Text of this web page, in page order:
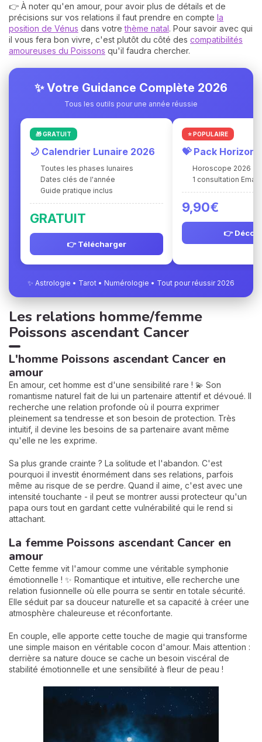
👉 À noter qu'en amour, pour avoir plus de détails et de
précisions sur vos relations il faut prendre en compte la
position de Vénus dans votrethème natal. Pour savoir avec qui
il vous fera bon vivre, c'est plutôt du côté des compatibilités
amoureuses du Poissons qu'il faudra chercher.
✨ Votre Guidance Complète 2026
Tous les outils pour une année réussie
🎁 GRATUIT
🌙 Calendrier Lunaire 2026
Toutes les phases lunaires
Dates clés de l'année
Guide pratique inclus
GRATUIT
👉 Télécharger
⭐ POPULAIRE
💝 Pack Horizon
Horoscope 2026
1 consultation Ema
9,90€
👉
✨ Astrologie • Tarot • Numérologie • Tout pour réussir 2026
Les relations homme/femme
Poissons ascendant Cancer
L'homme Poissons ascendant Cancer en
amour
En amour, cet homme est d'une sensibilité rare ! 💫 Son
romantisme naturel fait de lui un partenaire attentif et dévoué. Il
recherche une relation profonde où il pourra exprimer
pleinement sa tendresse et son besoin de protection. Très
intuitif, il devine les besoins de sa partenaire avant même
qu'elle ne les exprime.
Sa plus grande crainte ? La solitude et l'abandon. C'est
pourquoi il investit énormément dans ses relations, parfois
même au risque de se perdre. Quand il aime, c'est avec une
intensité touchante - il peut se montrer aussi protecteur qu'un
papa ours tout en gardant cette vulnérabilité qui le rend si
attachant.
La femme Poissons ascendant Cancer en
amour
Cette femme vit l'amour comme une véritable symphonie
émotionnelle ! ✨ Romantique et intuitive, elle recherche une
relation fusionnelle où elle pourra se sentir en totale sécurité.
Elle séduit par sa douceur naturelle et sa capacité à créer une
atmosphère chaleureuse et réconfortante.
En couple, elle apporte cette touche de magie qui transforme
une simple maison en véritable cocon d'amour. Mais attention :
derrière sa nature douce se cache un besoin viscéral de
stabilité émotionnelle et une sensibilité à fleur de peau !